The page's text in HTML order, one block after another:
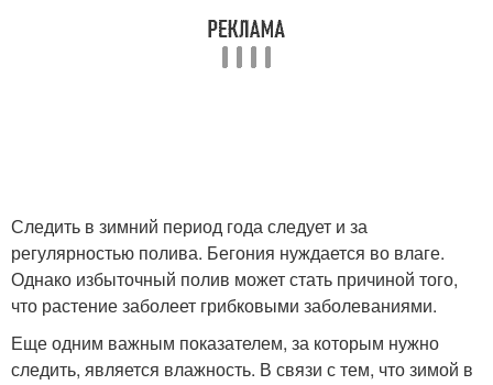
Следить в зимний период года следует и за
регулярностью полива. Бегония нуждается во влаге.
Однако избыточный полив может стать причиной того,
что растение заболеет грибковыми заболеваниями.
Еще одним важным показателем, за которым нужно
следить, является влажность. В связи с тем, что зимой в